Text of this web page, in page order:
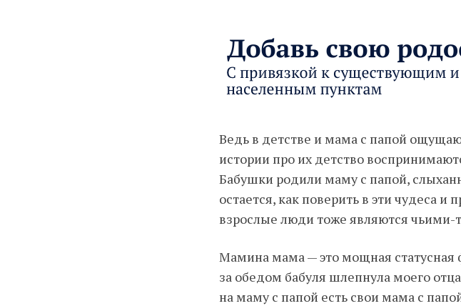
Ведь в детстве и мама с папой
истории про их детство
Бабушки родили маму с папой,
остается, как поверить в эти чудеса
взрослые люди тоже являются чьими-
Мамина мама — это мощная статусная
за обедом бабуля шлепнула моего
на маму с папой есть свои мама с